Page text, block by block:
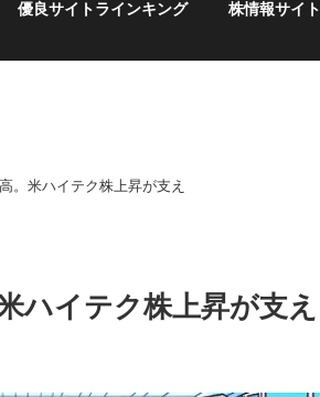
優良サイトラインキング 株情報サイト
。米ハイテク株上昇が支え
ハイテク株上昇が支え